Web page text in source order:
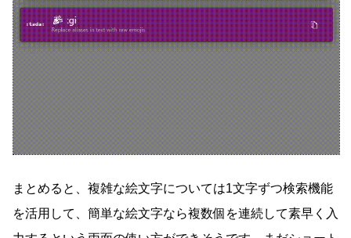
まとめると、複雑な絵文字については1文字ずつ検索機能
を活用して、簡単な絵文字なら複数個を連続して素早く入